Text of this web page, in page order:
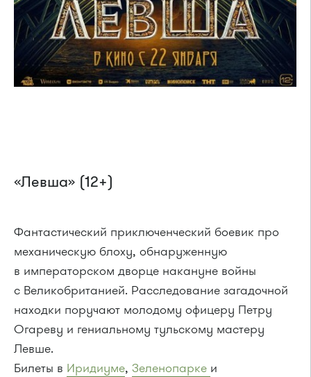
«Левша» (12+)
Фантастический приключенческий боевик про
механическую блоху, обнаруженную
в императорском дворце накануне войны
с Великобританией. Расследование загадочной
находки поручают молодому офицеру Петру
Огареву и гениальному тульскому мастеру
Левше.
Билеты в Иридиуме, Зеленопарке и